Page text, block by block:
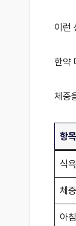
이런
한약
체중
항목
식
체
아